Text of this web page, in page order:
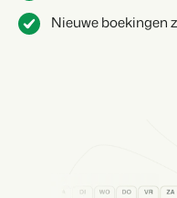
Nieuwe boekingen